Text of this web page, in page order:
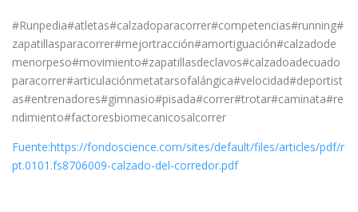
#Runpedia#atletas#calzadoparacorrer#competencias#running#
zapatillasparacorrer#mejortracción#amortiguación#calzadode
menorpeso#movimiento#zapatillasdeclavos#calzadoadecuado
paracorrer#articulaciónmetatarsofalángica#velocidad#deportist
as#entrenadores#gimnasio#pisada#correr#trotar#caminata#re
ndimiento#factoresbiomecanicosalcorrer
Fuente:https://fondoscience.com/sites/default/files/articles/pdf/r
pt.0101.fs8706009-calzado-del-corredor.pdf